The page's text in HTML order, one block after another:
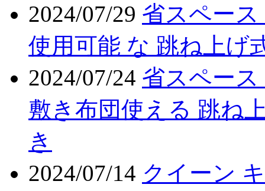
2024/07/29 省スペー
使用可能 な 跳ね上げ
2024/07/24 省スペー
敷き布団使える 跳ね
き
2024/07/14 クイーン